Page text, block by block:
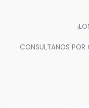
CONSULTANOS POR